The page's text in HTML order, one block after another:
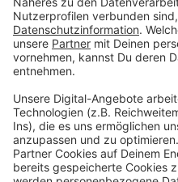
Die Polizei fragt, wer
auswärtigen Kennzeichen
oder im Vorfeld im
gesehen hat. Hinweise
Lüdinghausen unter
Anzeige